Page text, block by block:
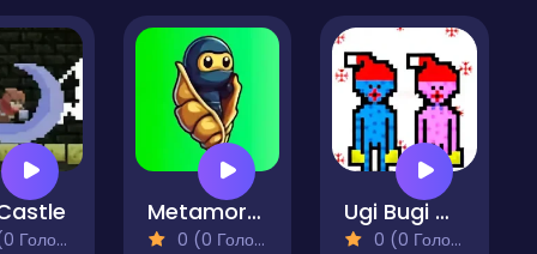
Metamorphosis Survivor
0 (0 Голосів)
Ugi Bugi & Kisiy Misiy
0 (0 Голосів)